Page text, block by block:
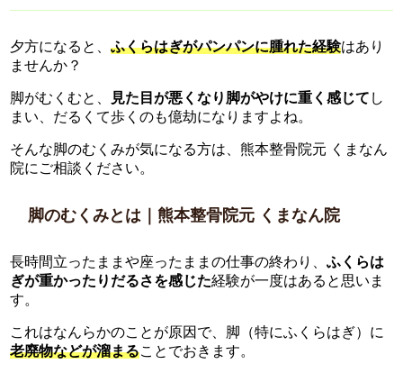
夕方になると、 ふくらはぎがパンパンに腫れた経験はあり
ませんか？
脚がむくむと、 見た目が悪くなり脚がやけに重く感じて し
まい、だるくて歩くのも億劫になりますよね。
そんな脚のむくみが気になる方は、熊本整骨院元 くまなん
院にご相談ください。
脚のむくみとは｜熊本整骨院元 くまなん院
長時間立ったままや座ったままの仕事の終わり、 ふくらは
ぎが重かったりだるさを感じた経験が一度はあると思いま
す。
これはなんらかのことが原因で、脚（特にふくらはぎ）に
老廃物などが溜まることでおきます。